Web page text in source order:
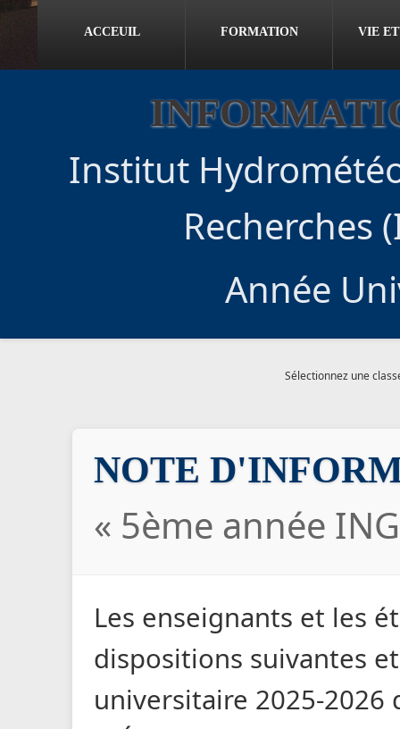
ACCEUIL FORMATION VIE
Institut
Recherches
Année
Sélectionnez une
NOTE
« 5ème année
Les enseignants et les
dispositions suivantes
universitaire 2025-2026